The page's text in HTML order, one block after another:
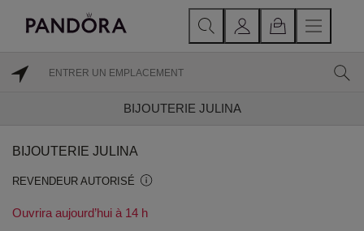
BIJOUTERIE JULINA
BIJOUTERIE JULINA
REVENDEUR AUTORISÉ
Ouvrira aujourd’hui à 14 h